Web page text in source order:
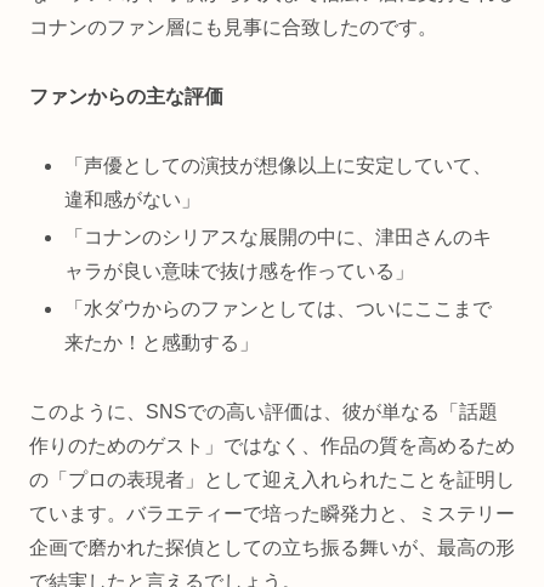
コナンのファン層にも見事に合致したのです。
ファンからの主な評価
「声優としての演技が想像以上に安定していて、
違和感がない」
「コナンのシリアスな展開の中に、津田さんのキ
ャラが良い意味で抜け感を作っている」
「水ダウからのファンとしては、ついにここまで
来たか！と感動する」
このように、SNSでの高い評価は、彼が単なる「話題
作りのためのゲスト」ではなく、作品の質を高めるため
の「プロの表現者」として迎え入れられたことを証明し
ています。バラエティーで培った瞬発力と、ミステリー
企画で磨かれた探偵としての立ち振る舞いが、最高の形
で結実したと言えるでしょう。